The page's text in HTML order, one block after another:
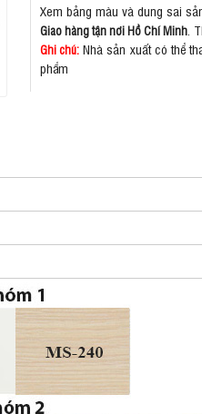
Xem bảng màu và dung sai
Giao hàng tận nơi Hồ Chí Minh.
Ghi chú:Nhà sản xuất có thể
phẩm